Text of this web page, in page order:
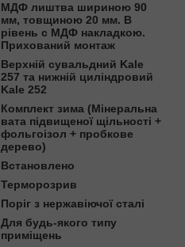
МДФ лиштва шириною 90
мм, товщиною 20 мм. В
рівень с МДФ накладкою.
Прихований монтаж
Верхній сувальдний Kale
257 та нижній циліндровий
Kale 252
Комплект зима (Мінеральна
вата підвищеної щільності +
фольгоізол + пробкове
дерево)
Встановлено
Терморозрив
Поріг з нержавіючої сталі
Для будь-якого типу
приміщень